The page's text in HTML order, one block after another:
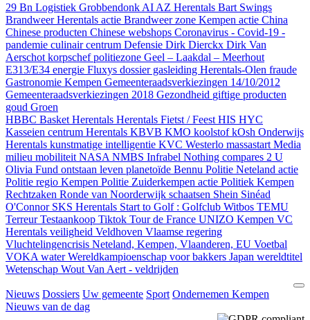
29 Bn Logistiek Grobbendonk AI AZ Herentals Bart Swings
Brandweer Herentals actie Brandweer zone Kempen actie China
Chinese producten Chinese webshops Coronavirus - Covid-19 -
pandemie culinair centrum Defensie Dirk Dierckx Dirk Van
Aerschot korpschef politiezone Geel – Laakdal – Meerhout
E313/E34 energie Fluxys dossier gasleiding Herentals-Olen fraude
Gastronomie Kempen Gemeenteraadsverkiezingen 14/10/2012
Gemeenteraadsverkiezingen 2018 Gezondheid giftige producten
goud Groen
HBBC Basket Herentals Herentals Fietst / Feest HIS HYC
Kasseien centrum Herentals KBVB KMO koolstofkOsh Onderwijs
Herentals kunstmatige intelligentie KVC Westerlo massastart Media
milieu mobiliteit NASA NMBS Infrabel Nothing compares 2 U
Olivia Fund ontstaan leven planetoïde Bennu Politie Neteland actie
Politie regio Kempen Politie Zuiderkempen actie Politiek Kempen
Rechtzaken Ronde van Noorderwijk schaatsen Shein Sinéad
O'Connor SKS Herentals Start to Golf : Golfclub Witbos TEMU
TerreurTestaankoop Tiktok Tour de France UNIZO Kempen VC
Herentals veiligheid Veldhoven Vlaamse regering
Vluchtelingencrisis Neteland, Kempen, Vlaanderen, EU Voetbal
VOKA waterWereldkampioenschap voor bakkers Japan wereldtitel
Wetenschap Wout Van Aert - veldrijden
Nieuws Dossiers Uw gemeente Sport Ondernemen Kempen
Nieuws van de dag